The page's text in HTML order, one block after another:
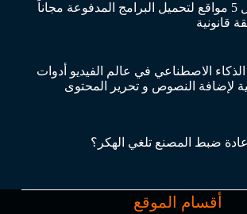
أفضل 5 مواقع لتحميل البرامج المدفوعة مجاناً
قانونية
الاصطناعي في عالم الفيديو أدوات
لإضافة النصوص و تحرير المحتوى
ضبط المصنع تلغي الهكر؟
أقسام الموقع